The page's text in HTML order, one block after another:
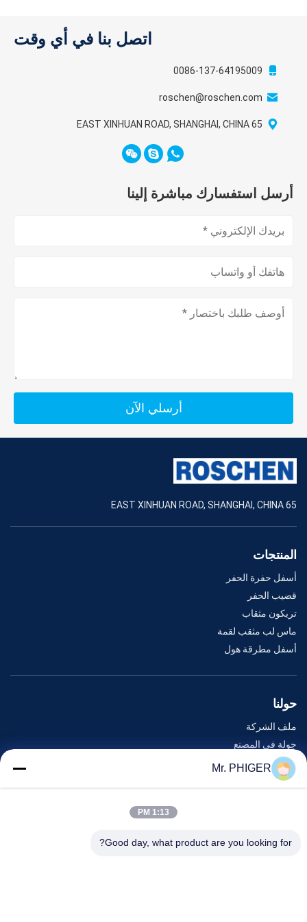
اتصل بنا في أي وقت
0086-137-64195009
roschen@roschen.com
65 EAST XINHUAN ROAD, SHANGHAI, CHINA
أرسل استفسارك مباشرة إلينا
أرسلي الآن
65 EAST XINHUAN ROAD, SHANGHAI, CHINA
المنتجات
أسفل حفرة الحفر
قضيب الحفر
تريكون مثقاب
ماس لب مثقب لقمة
أسفل مطرقة هول
حولنا
ملف الشركة
جولة في المصنع
مراقبة الجودة
خريطة الموقع
الأحداث
Mr. PHIGER
1:13 PM
Good day, what product are you looking for?